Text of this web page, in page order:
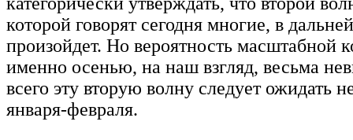
которой говорят сегодня многие, в
произойдет. Но вероятность масштабной
именно осенью, на наш взгляд, весьма
всего эту вторую волну следует ожидать
января-февраля.